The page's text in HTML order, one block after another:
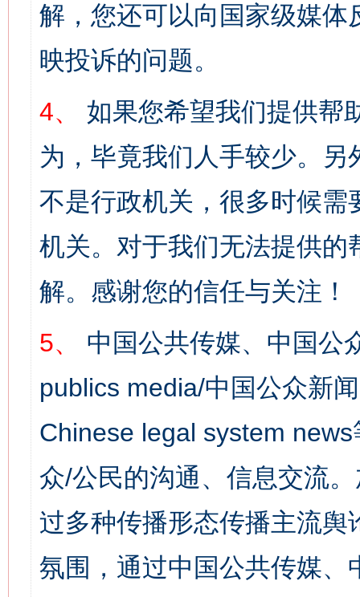
解，您还可以向国家级媒
映投诉的问题。
4、
如果您希望我们提供帮
为，毕竟我们人手较少。
不是行政机关，很多时候
机关。对于我们无法提供
解。感谢您的信任与关注！
5、
中国公共传媒、中国公
publics media/中国公众新
Chinese legal system
众/公民的沟通、信息交流
过多种传播形态传播主流
氛围，通过中国公共传媒